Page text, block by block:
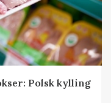
Polsk kylling